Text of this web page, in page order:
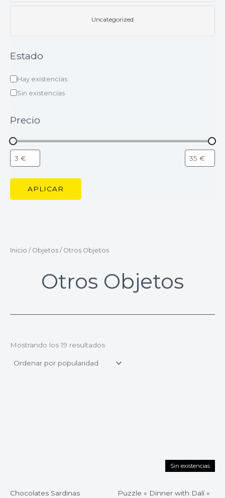
Uncategorized
Estado
Hay existencias
Sin existencias
Precio
APLICAR
Inicio / Objetos / Otros Objetos
Otros Objetos
Mostrando los 19 resultados
Chocolates Sardinas
Sin existencias
Puzzle » Dinner with Dalí «